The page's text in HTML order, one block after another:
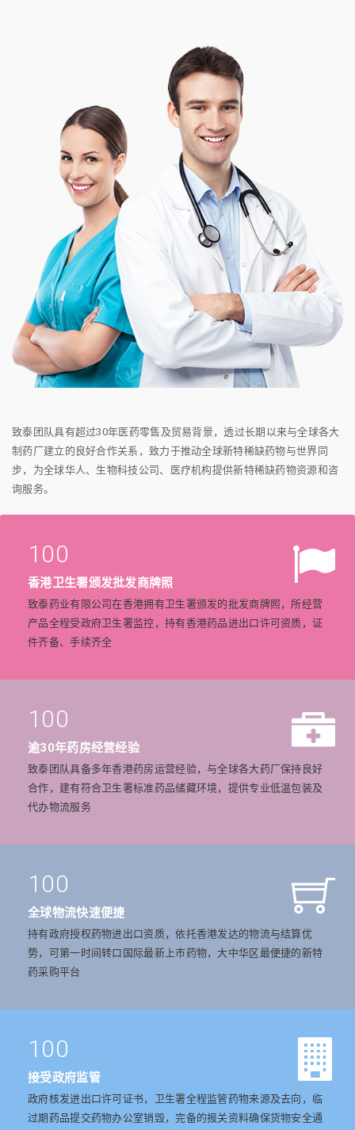
致泰团队具有超过30年医药零售及贸易背景，透过长期以来与全球各大
制药厂建立的良好合作关系，致力于推动全球新特稀缺药物与世界同
步，为全球华人、生物科技公司、医疗机构提供新特稀缺药物资源和咨
询服务。
100
香港卫生署颁发批发商牌照
致泰药业有限公司在香港拥有卫生署颁发的批发商牌照，所经营
产品全程受政府卫生署监控，持有香港药品进出口许可资质，证
件齐备、手续齐全
100
逾30年药房经营经验
致泰团队具备多年香港药房运营经验，与全球各大药厂保持良好
合作，建有符合卫生署标准药品储藏环境，提供专业低温包装及
代办物流服务
100
全球物流快速便捷
持有政府授权药物进出口资质，依托香港发达的物流与结算优
势，可第一时间转口国际最新上市药物，大中华区最便捷的新特
药采购平台
100
接受政府监管
政府核发进出口许可证书，卫生署全程监管药物来源及去向，临
过期药品提交药物办公室销毁，完备的报关资料确保货物安全通